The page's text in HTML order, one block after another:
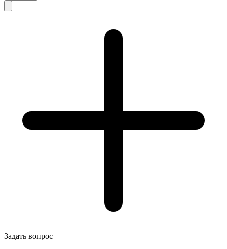
Задать вопрос